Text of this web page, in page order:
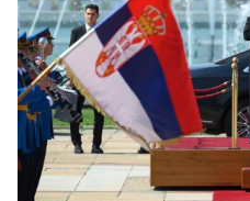
INDEMNIZACIÓN
La UEFA admite el pago
Infantino